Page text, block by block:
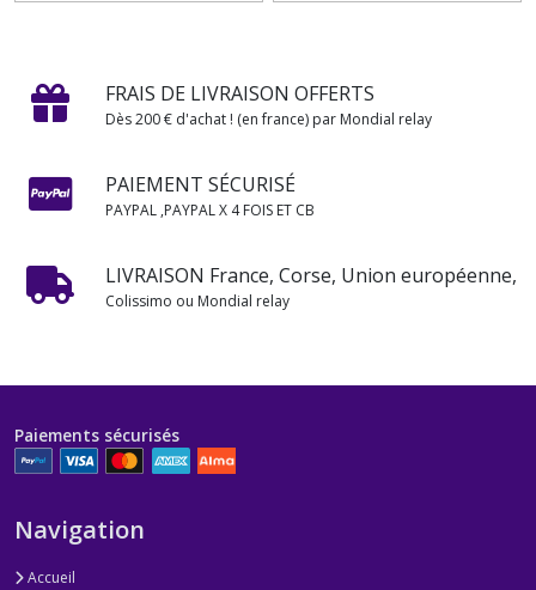
FRAIS DE LIVRAISON OFFERTS
Dès 200 € d'achat ! (en france) par Mondial relay
PAIEMENT SÉCURISÉ
PAYPAL ,PAYPAL X 4 FOIS ET CB
LIVRAISON France, Corse, Union européenne,
Colissimo ou Mondial relay
Paiements sécurisés
Navigation
Accueil